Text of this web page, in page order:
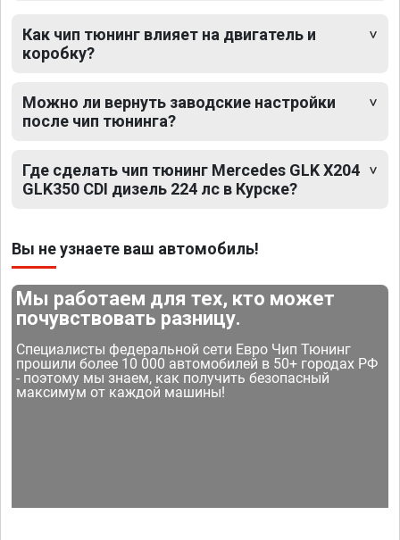
Как чип тюнинг влияет на двигатель и
коробку?
Можно ли вернуть заводские настройки
после чип тюнинга?
Где сделать чип тюнинг Mercedes GLK X204
GLK350 CDI дизель 224 лс в Курске?
Вы не узнаете ваш автомобиль!
Мы работаем для тех, кто может
почувствовать разницу.
Специалисты федеральной сети Евро Чип Тюнинг
прошили более 10 000 автомобилей в 50+ городах РФ
- поэтому мы знаем, как получить безопасный
максимум от каждой машины!